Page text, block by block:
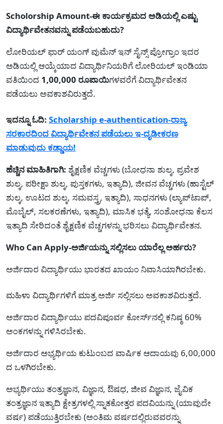
Scholorship Amount-ಈ ಕಾರ್ಯಕ್ರಮದ ಅಡಿಯಲ್ಲಿ ಎಷ್ಟು
ವಿದ್ಯಾರ್ಥಿವೇತನವನ್ನು ಪಡೆಯಬಹುದು?
ಲೋರಿಯಲ್ ಫಾರ್ ಯಂಗ್ ವುಮೆನ್ ಇನ್ ಸೈನ್ಸ್ ಪ್ರೋಗ್ರಾಂ ಇದರ
ಅಡಿಯಲ್ಲಿ ಆಯ್ಕೆಯಾದ ವಿದ್ಯಾರ್ಥಿನಿಯರಿಗೆ ಲೋರಿಯಲ್ ಇಂಡಿಯಾ
ವತಿಯಿಂದ 1,00,000 ರೂಪಾಯಿಗಳವರೆಗೆ ವಿದ್ಯಾರ್ಥಿವೇತನ
ಪಡೆಯಲು ಅವಕಾಶವಿರುತ್ತದೆ.
ಇದನ್ನೂ ಓದಿ: Scholarship e-authentication-ರಾಜ್ಯ
ಸರಕಾರದಿಂದ ವಿದ್ಯಾರ್ಥಿವೇತನ ಪಡೆಯಲು ಇ-ದೃಡೀಕರಣ
ಮಾಡುವುದು ಕಡ್ಡಾಯ!
ಹೆಚ್ಚಿನ ಮಾಹಿತಿಗಾಗಿ: ಶೈಕ್ಷಣಿಕ ವೆಚ್ಚಗಳು (ಬೋಧನಾ ಶುಲ್ಕ, ಪ್ರವೇಶ
ಶುಲ್ಕ, ಪರೀಕ್ಷಾ ಶುಲ್ಕ, ಪುಸ್ತಕಗಳು, ಇತ್ಯಾದಿ), ಜೀವನ ವೆಚ್ಚಗಳು (ಹಾಸ್ಟೆಲ್
ಶುಲ್ಕ, ಊಟದ ಶುಲ್ಕ, ಸಮವಸ್ತ್ರ, ಇತ್ಯಾದಿ), ಸಾಧನಗಳು (ಲ್ಯಾಪ್‌ಟಾಪ್,
ಮೊಬೈಲ್, ಸಲಕರಣೆಗಳು, ಇತ್ಯಾದಿ), ಮಾಸಿಕ ಭತ್ಯೆ, ಸಂಶೋಧನಾ ಕೆಲಸ
ಇತ್ಯಾದಿ ಸೇರಿದಂತೆ ಶೈಕ್ಷಣಿಕ ವೆಚ್ಚಗಳನ್ನು ಭರಿಸಲು ವಿದ್ಯಾರ್ಥಿವೇತನ.
Who Can Apply-ಅರ್ಜಿಯನ್ನು ಸಲ್ಲಿಸಲು ಯಾರೆಲ್ಲ ಅರ್ಹರು?
ಅರ್ಜಿದಾರ‍ ವಿದ್ಯಾರ್ಥಿಯು ಭಾರತದ ಖಾಯಂ ನಿವಾಸಿಯಾಗಿರಬೇಕು.
ಮಹಿಳಾ ವಿದ್ಯಾರ್ಥಿಗಳಿಗೆ ಮಾತ್ರ ಅರ್ಜಿ ಸಲ್ಲಿಸಲು ಅವಕಾಶವಿರುತ್ತದೆ.
ಅರ್ಜಿದಾರ ವಿದ್ಯಾರ್ಥಿಯು ಪದವಿಪೂರ್ವ ಕೋರ್ಸ್‌ನಲ್ಲಿ ಕನಿಷ್ಠ 60%
ಅಂಕಗಳನ್ನು ಗಳಿಸಿರಬೇಕು.
ಅರ್ಜಿದಾರ ಅಭ್ಯರ್ಥಿಯ ಕುಟುಂಬದ ವಾರ್ಷಿಕ ಆದಾಯವು 6,00,000
ದ ಒಳಗಿರಬೇಕು.
ಅಭ್ಯರ್ಥಿಯು ತಂತ್ರಜ್ಞಾನ, ವಿಜ್ಞಾನ, ಔಷಧ, ಜೀವ ವಿಜ್ಞಾನ, ಜೈವಿಕ
ತಂತ್ರಜ್ಞಾನ ಇತ್ಯಾದಿ ಕ್ಷೇತ್ರಗಳಲ್ಲಿ ಸ್ನಾತಕೋತ್ತರ ಪದವಿಯನ್ನು (ಯಾವುದೇ
ವರ್ಷ) ಪಡೆಯುತ್ತಿರಬೇಕು (ಅಂತಿಮ ವರ್ಷದಲ್ಲಿರುವವರನ್ನು